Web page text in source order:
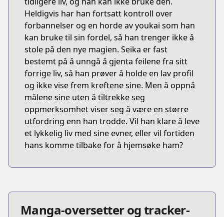
Heldigvis har han fortsatt kontroll over
forbannelser og en horde av youkai som han
kan bruke til sin fordel, så han trenger ikke å
stole på den nye magien. Seika er fast
bestemt på å unngå å gjenta feilene fra sitt
forrige liv, så han prøver å holde en lav profil
og ikke vise frem kreftene sine. Men å oppnå
målene sine uten å tiltrekke seg
oppmerksomhet viser seg å være en større
utfordring enn han trodde. Vil han klare å leve
et lykkelig liv med sine evner, eller vil fortiden
hans komme tilbake for å hjemsøke ham?
Manga-oversetter og tracker-